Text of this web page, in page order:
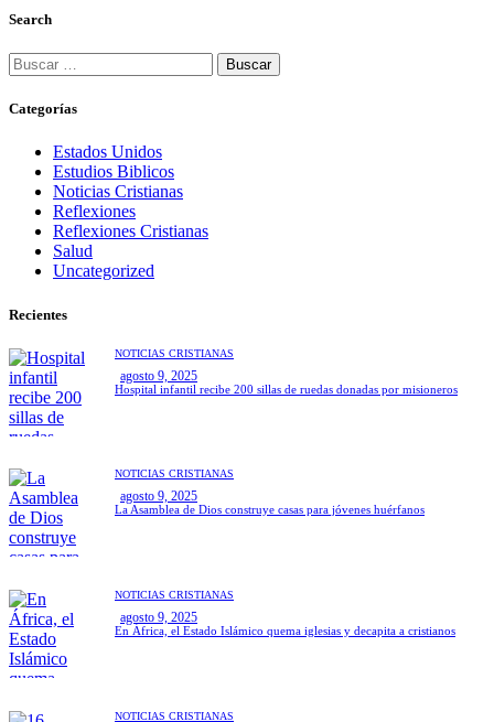
Search
Categorías
Estados Unidos
Estudios Biblicos
Noticias Cristianas
Reflexiones
Reflexiones Cristianas
Salud
Uncategorized
Recientes
NOTICIAS CRISTIANAS
agosto 9, 2025
Hospital infantil recibe 200 sillas de ruedas donadas por misioneros
NOTICIAS CRISTIANAS
agosto 9, 2025
La Asamblea de Dios construye casas para jóvenes huérfanos
NOTICIAS CRISTIANAS
agosto 9, 2025
En África, el Estado Islámico quema iglesias y decapita a cristianos
NOTICIAS CRISTIANAS